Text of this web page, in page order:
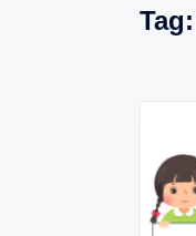
Tag: